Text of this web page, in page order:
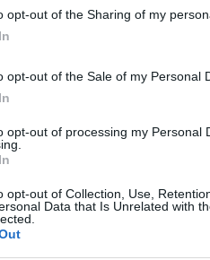
opt-out of the Sharing of my
opt-out of the Sale of my Personal
opt-out of processing my Personal
opt-out of Collection, Use,
Data that Is Unrelated with
во вредоносной операции
повышать свои привилегии в
– атака на цепочку
Lab обнаружила новую целевую
ShadowHammer были
В период с июня по ноябрь 2018
Lab, поставил под угрозу
Lab обнаружила в Windows
Lab нашла в Windows ранее
целевых атак по крайней
о бреши, получившей номер